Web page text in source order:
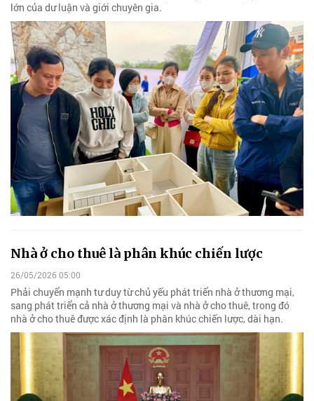
lớn của dư luận và giới chuyên gia.
Nhà ở cho thuê là phân khúc chiến lược
26/05/2026 05:00
Phải chuyển mạnh tư duy từ chủ yếu phát triển nhà ở thương mại,
sang phát triển cả nhà ở thương mại và nhà ở cho thuê, trong đó
nhà ở cho thuê được xác định là phân khúc chiến lược, dài hạn.